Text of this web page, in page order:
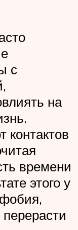
с
на
контактов
времени
этого у